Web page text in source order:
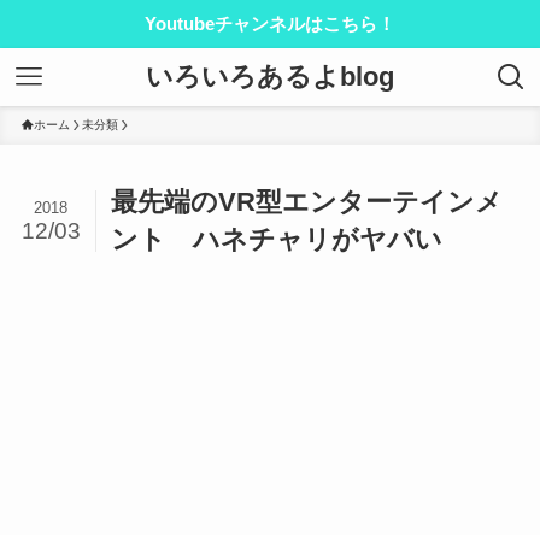
Youtubeチャンネルはこちら！
いろいろあるよblog
ホーム 未分類
最先端のVR型エンターテインメ
ント ハネチャリがヤバい
2018
12/03